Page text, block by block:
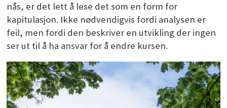
nås, er det lett å lese det som en form for
kapitulasjon. Ikke nødvendigvis fordi analysen er
feil, men fordi den beskriver en utvikling der ingen
ser ut til å ha ansvar for å endre kursen.